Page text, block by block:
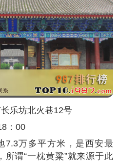
乐坊北火巷12号
：00
7.3万多平方米，是西安最
所谓“一枕黄粱”就来源于此